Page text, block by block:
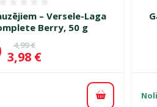
– Versele-Laga
Berry, 50 g
Oriģinālā cena
4,99 €
Cena
3,98 €
Pievienot